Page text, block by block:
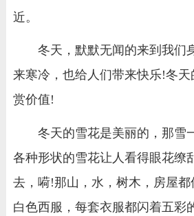
近。
冬天，默默无闻的来到我们
来寒冷，也给人们带来快乐!冬
赏价值!
冬天的雪花是美丽的，那雪
各种形状的雪花让人看得眼花缭
去，嗬!那山，水，树木，房屋都
白色西服，每套衣服都闪着五彩